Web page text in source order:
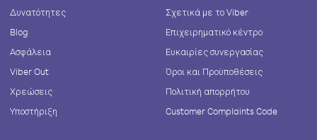
Δυνατότητες
Blog
Ασφάλεια
Viber Out
Χρεώσεις
Υποστήριξη
Σχετικά με το Viber
Επιχειρηματικό κέντρο
Ευκαιρίες συνεργασίας
Όροι και Προϋποθέσεις
Πολιτική απορρήτου
Customer Complaints Code